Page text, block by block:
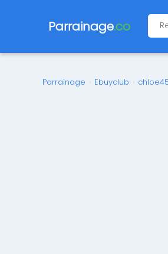
Parrainage.co
Parrainage › Ebuyclub ›